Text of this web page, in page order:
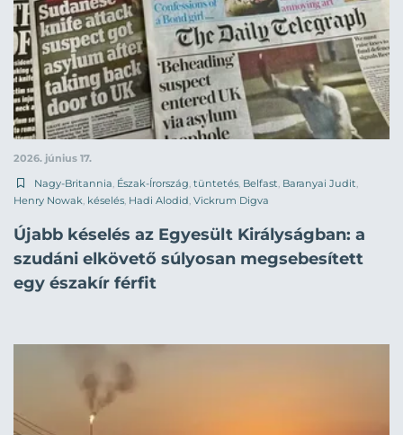
2026. június 17.
Nagy-Britannia Észak-Írország tüntetés Belfast Baranyai Judit
Henry Nowak késelés Hadi Alodid Vickrum Digva
Újabb késelés az Egyesült Királyságban: a
szudáni elkövető súlyosan megsebesített
egy északír férfit